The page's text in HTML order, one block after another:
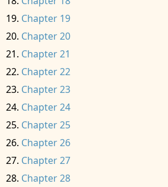
Chapter 19
Chapter 20
Chapter 21
Chapter 22
Chapter 23
Chapter 24
Chapter 25
Chapter 26
Chapter 27
Chapter 28